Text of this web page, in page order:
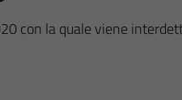
con la quale viene